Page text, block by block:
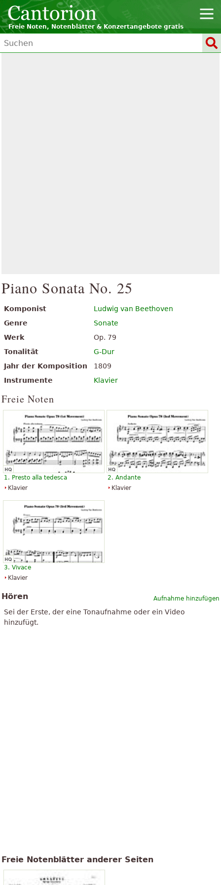
Freie Noten, Notenblätter & Konzertangebote gratis
Piano Sonata No. 25
Komponist
Ludwig van Beethoven
Genre
Sonate
Werk
Op. 79
Tonalität
G-Dur
Jahr der Komposition
1809
Instrumente
Klavier
Freie Noten
1. Presto alla tedesca
Klavier
2. Andante
Klavier
3. Vivace
Klavier
Aufnahme hinzufügen
Hören
Sei der Erste, der eine Tonaufnahme oder ein Video
hinzufügt.
Freie Notenblätter anderer Seiten